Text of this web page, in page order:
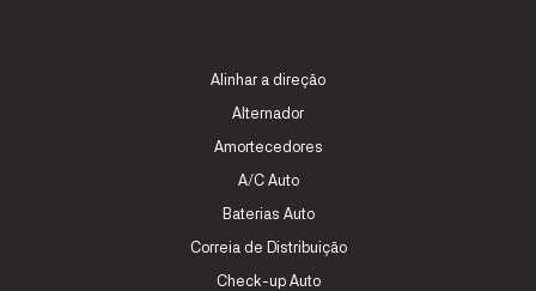
Alinhar a direção
Alternador
Amortecedores
A/C Auto
Baterias Auto
Correia de Distribuição
Check-up Auto